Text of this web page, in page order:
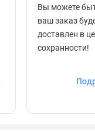
Вы можете
ваш заказ
доставлен в
сохранности!